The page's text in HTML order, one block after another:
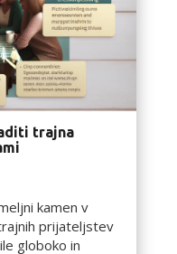
trajna
kamen v
prijateljstev
globoko in